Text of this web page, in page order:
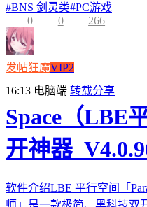
#BNS 剑灵类#PC游戏
0
0 266
发帖狂魔VIP2
16:13 电脑端 转载分享
Space（LBE
开神器
软件介绍LBE 平行空间「
师」是一款极简、黑科技双